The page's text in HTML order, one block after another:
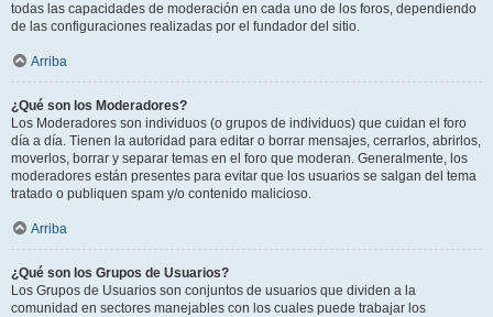
todas las capacidades de moderación en cada uno de los foros, dependiendo
de las configuraciones realizadas por el fundador del sitio.
Arriba
¿Qué son los Moderadores?
Los Moderadores son individuos (o grupos de individuos) que cuidan el foro
día a día. Tienen la autoridad para editar o borrar mensajes, cerrarlos, abrirlos,
moverlos, borrar y separar temas en el foro que moderan. Generalmente, los
moderadores están presentes para evitar que los usuarios se salgan del tema
tratado o publiquen spam y/o contenido malicioso.
Arriba
¿Qué son los Grupos de Usuarios?
Los Grupos de Usuarios son conjuntos de usuarios que dividen a la
comunidad en sectores manejables con los cuales puede trabajar los